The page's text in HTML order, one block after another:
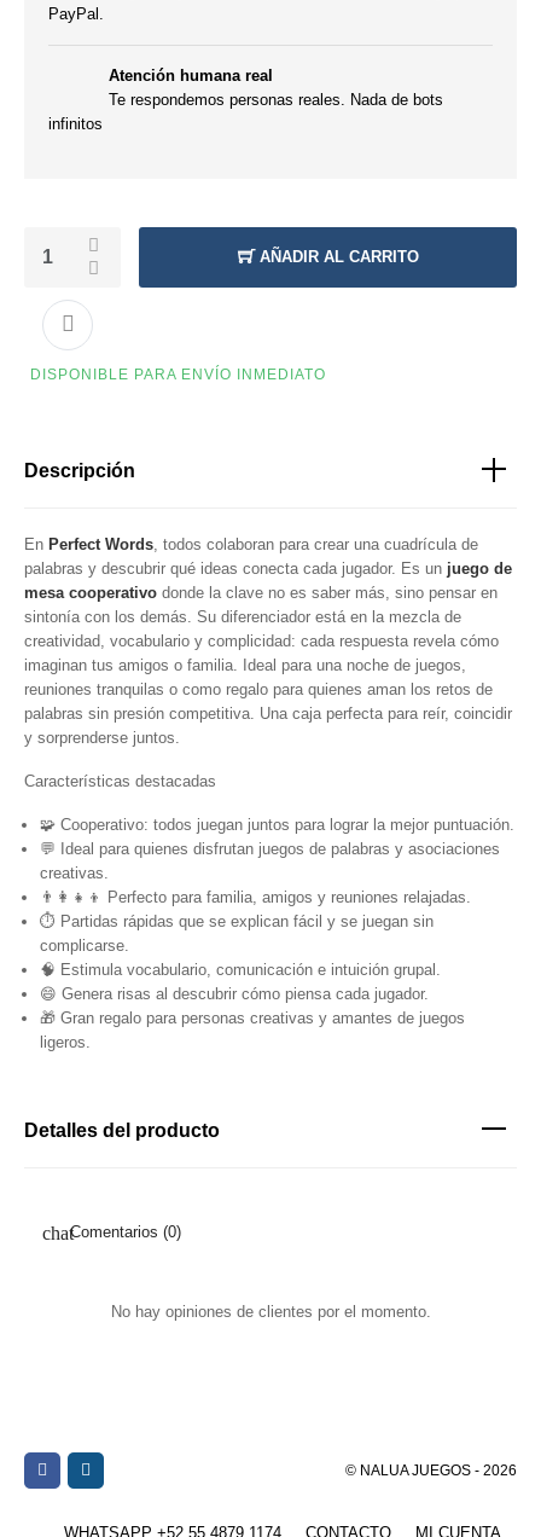
PayPal.
Atención humana real
Te respondemos personas reales. Nada de bots
infinitos
AÑADIR AL CARRITO
DISPONIBLE PARA ENVÍO INMEDIATO
Descripción
En Perfect Words, todos colaboran para crear una cuadrícula de
palabras y descubrir qué ideas conecta cada jugador. Es un juego de
mesa cooperativo donde la clave no es saber más, sino pensar en
sintonía con los demás. Su diferenciador está en la mezcla de
creatividad, vocabulario y complicidad: cada respuesta revela cómo
imaginan tus amigos o familia. Ideal para una noche de juegos,
reuniones tranquilas o como regalo para quienes aman los retos de
palabras sin presión competitiva. Una caja perfecta para reír, coincidir
y sorprenderse juntos.
Características destacadas
🧩 Cooperativo: todos juegan juntos para lograr la mejor puntuación.
💬 Ideal para quienes disfrutan juegos de palabras y asociaciones
creativas.
👨‍👩‍👧‍👦 Perfecto para familia, amigos y reuniones relajadas.
⏱ Partidas rápidas que se explican fácil y se juegan sin
complicarse.
🧠 Estimula vocabulario, comunicación e intuición grupal.
😄 Genera risas al descubrir cómo piensa cada jugador.
🎁 Gran regalo para personas creativas y amantes de juegos
ligeros.
Detalles del producto
Comentarios (0)
No hay opiniones de clientes por el momento.
© NALUA JUEGOS - 2026
WHATSAPP +52 55 4879 1174 CONTACTO MI CUENTA